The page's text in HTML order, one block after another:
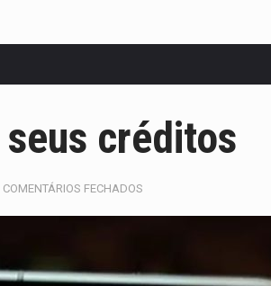
créditos
COMENTÁRIOS FECHADOS